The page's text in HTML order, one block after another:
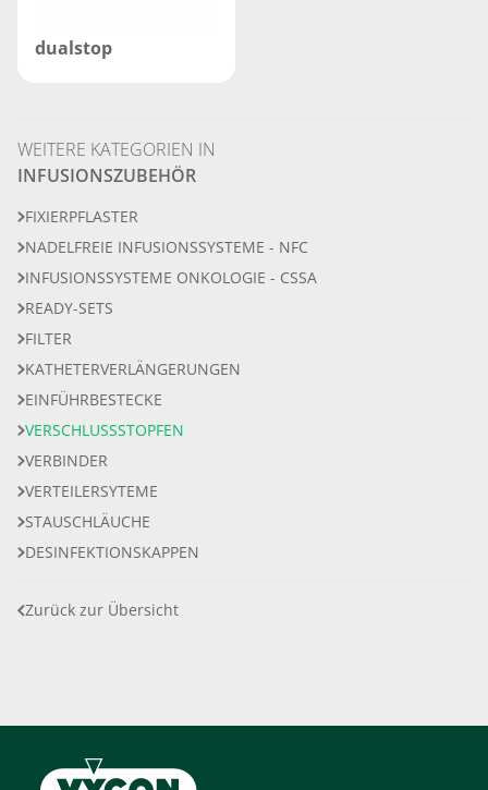
dualstop
WEITERE KATEGORIEN IN
INFUSIONSZUBEHÖR
FIXIERPFLASTER
NADELFREIE INFUSIONSSYSTEME - NFC
INFUSIONSSYSTEME ONKOLOGIE - CSSA
READY-SETS
FILTER
KATHETERVERLÄNGERUNGEN
EINFÜHRBESTECKE
VERSCHLUSSSTOPFEN
VERBINDER
VERTEILERSYTEME
STAUSCHLÄUCHE
DESINFEKTIONSKAPPEN
Zurück zur Übersicht